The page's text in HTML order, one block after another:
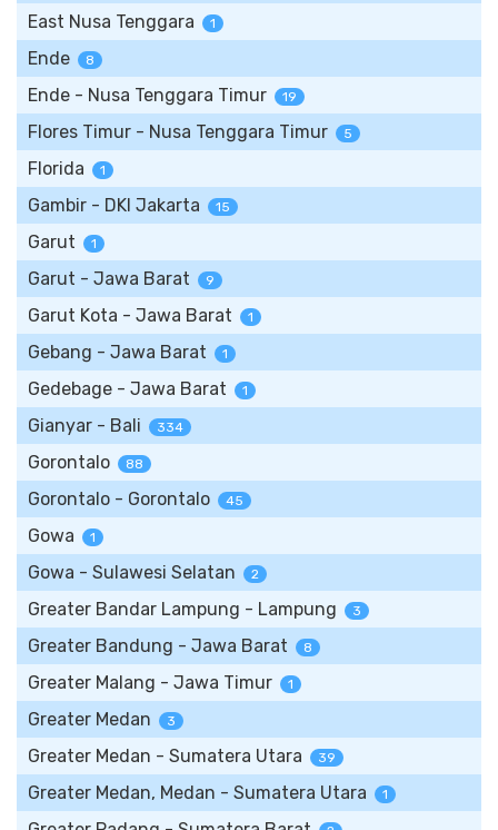
East Nusa Tenggara 1
Ende 8
Ende - Nusa Tenggara Timur 19
Flores Timur - Nusa Tenggara Timur 5
Florida 1
Gambir - DKI Jakarta 15
Garut 1
Garut - Jawa Barat 9
Garut Kota - Jawa Barat 1
Gebang - Jawa Barat 1
Gedebage - Jawa Barat 1
Gianyar - Bali 334
Gorontalo 88
Gorontalo - Gorontalo 45
Gowa 1
Gowa - Sulawesi Selatan 2
Greater Bandar Lampung - Lampung 3
Greater Bandung - Jawa Barat 8
Greater Malang - Jawa Timur 1
Greater Medan 3
Greater Medan - Sumatera Utara 39
Greater Medan, Medan - Sumatera Utara 1